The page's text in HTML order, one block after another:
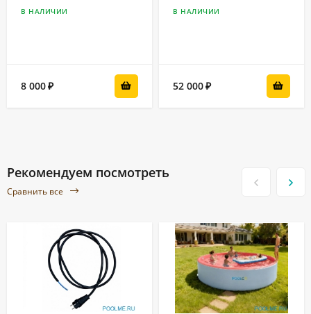
В НАЛИЧИИ
8 000₽
В НАЛИЧИИ
52 000₽
Рекомендуем посмотреть
Сравнить все